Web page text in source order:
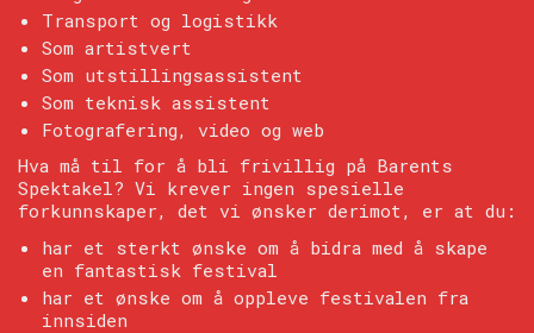
Transport og logistikk
Som artistvert
Som utstillingsassistent
Som teknisk assistent
Fotografering, video og web
Hva må til for å bli frivillig på Barents
Spektakel? Vi krever ingen spesielle
forkunnskaper, det vi ønsker derimot, er at du:
har et sterkt ønske om å bidra med å skape
en fantastisk festival
har et ønske om å oppleve festivalen fra
innsiden